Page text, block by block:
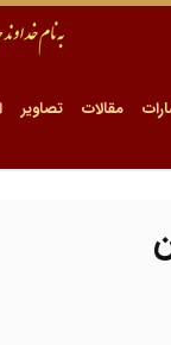
مقالات تصاویر